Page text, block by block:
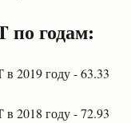
по годам:
2019 году - 63.33
2018 году - 72.93